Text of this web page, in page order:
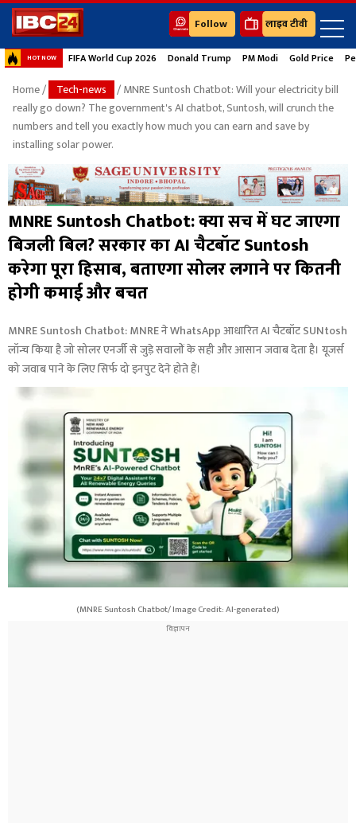
Follow लाइव टीवी
HOT NOW FIFA World Cup 2026 Donald Trump PM Modi Gold Price
Home/ Tech-news
/ MNRE Suntosh Chatbot: Will your electricity bill
really go down? The government's AI chatbot, Suntosh, will crunch the
numbers and tell you exactly how much you can earn and save by
installing solar power.
MNRE Suntosh Chatbot: क्या सच में घट जाएगा
बिजली बिल? सरकार का AI चैटबॉट Suntosh
करेगा पूरा हिसाब, बताएगा सोलर लगाने पर कितनी
होगी कमाई और बचत
MNRE Suntosh Chatbot: MNRE ने WhatsApp आधारित AI चैटबॉट SUNtosh
लॉन्च किया है जो सोलर एनर्जी से जुड़े सवालों के सही और आसान जवाब देता है। यूजर्स
को जवाब पाने के लिए सिर्फ दो इनपुट देने होते हैं।
(MNRE Suntosh Chatbot/ Image Credit: AI-generated)